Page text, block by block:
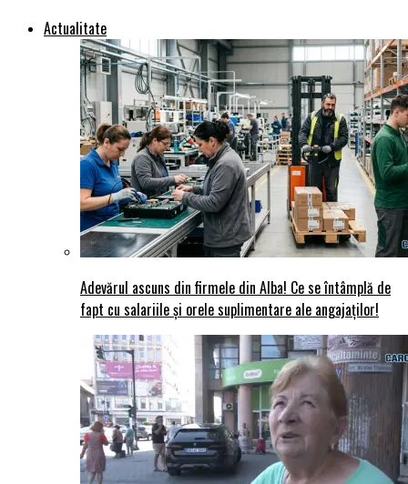
Actualitate
Adevărul ascuns din firmele din Alba! Ce se întâmplă de
fapt cu salariile și orele suplimentare ale angajaților!